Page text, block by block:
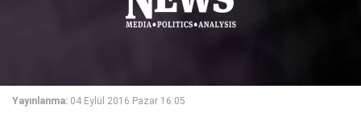
Yayınlanma: 04 Eylül 2016 Pazar 16:05